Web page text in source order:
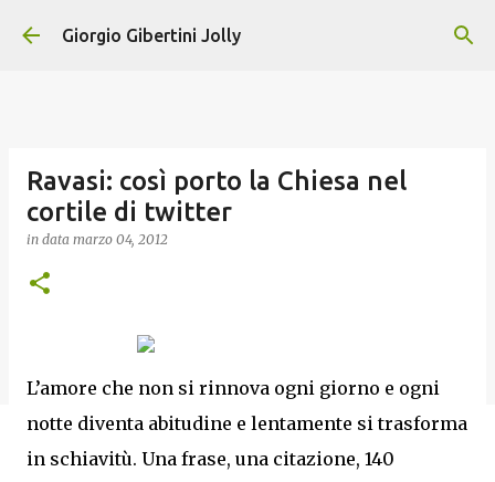
Passa ai contenuti principali
Giorgio Gibertini Jolly
Ravasi: così porto la Chiesa nel
cortile di twitter
in data marzo 04, 2012
L’amore che non si rinnova ogni giorno e ogni
notte diventa abitudine e lentamente si trasforma
in schiavitù. Una frase, una citazione, 140